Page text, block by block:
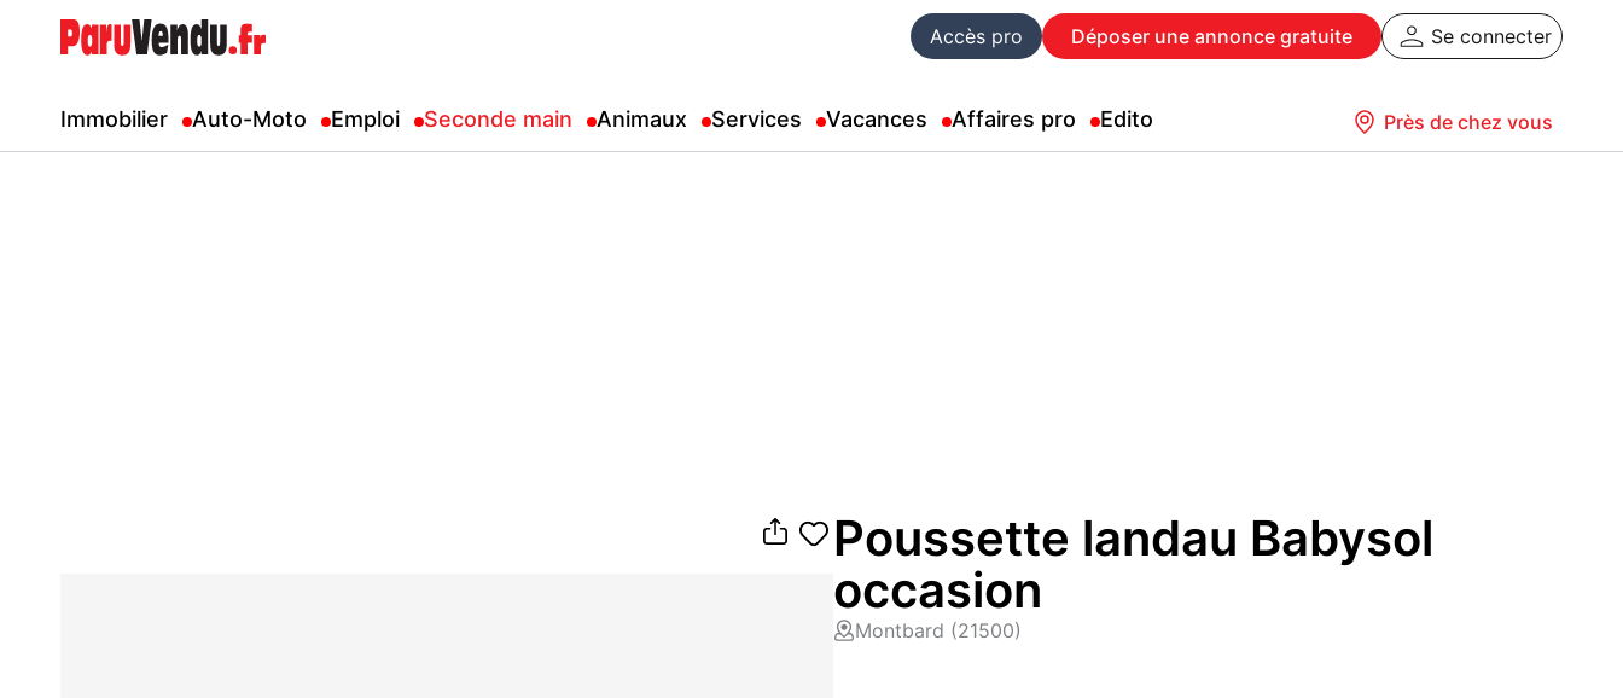
Accès pro Déposer une annonce gratuite Se connecter
Immobilier Auto-Moto Emploi Seconde main Animaux Services Vacances Affaires pro Edito Près de chez vous
Poussette landau Babysol
occasion
Montbard (21500)